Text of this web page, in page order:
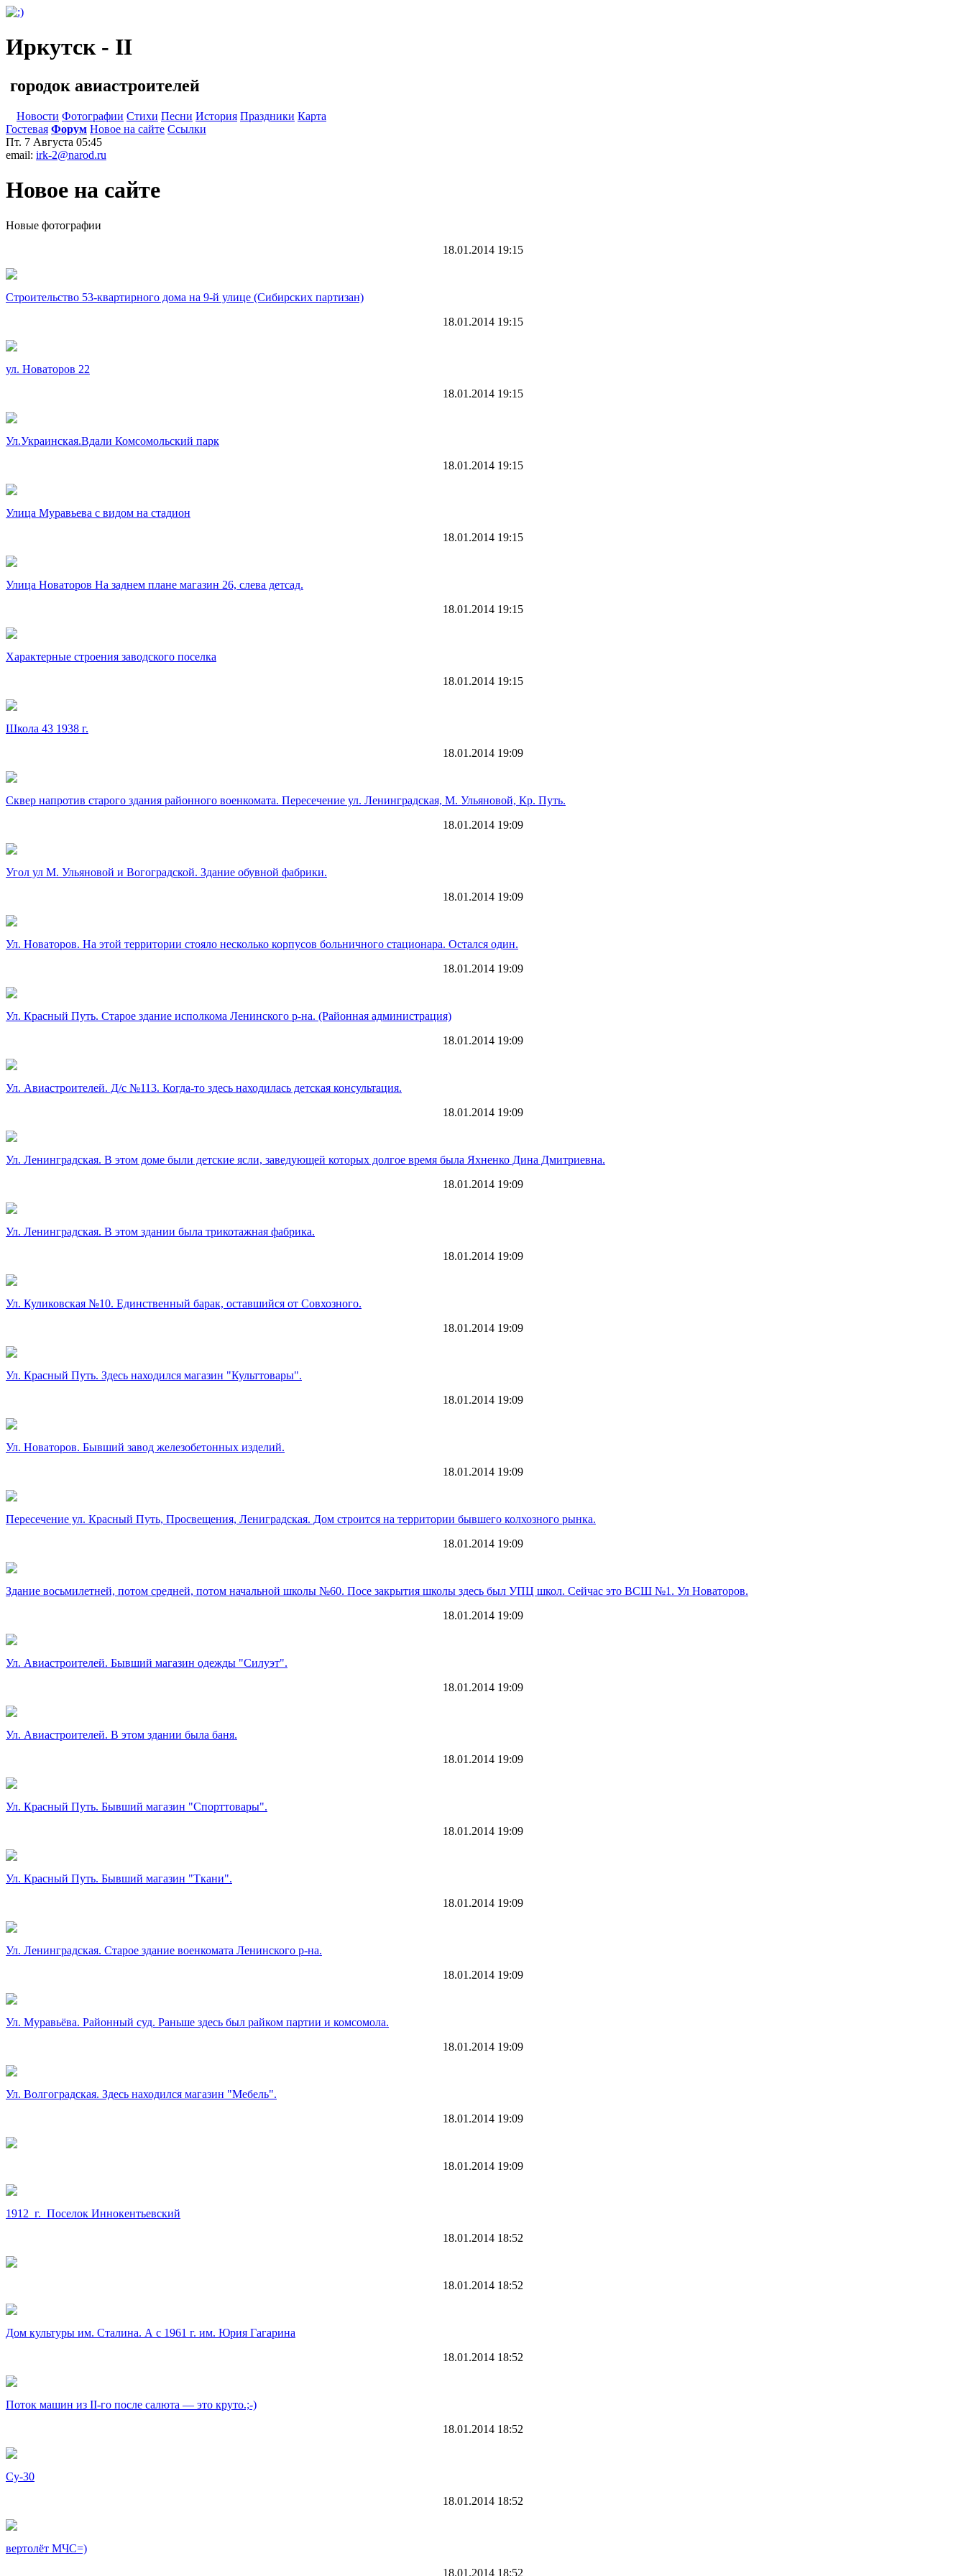
Иркутск - II
городок авиастроителей
Новости Фотографии Стихи Песни История Праздники Карта
Гостевая Форум Новое на сайте Ссылки
Пт. 7 Августа 05:45
email: irk-2@narod.ru
Новое на сайте
Новые фотографии
18.01.2014 19:15
Строительство 53-квартирного дома на 9-й улице (Сибирских партизан)
18.01.2014 19:15
ул. Новаторов 22
18.01.2014 19:15
Ул.Украинская.Вдали Комсомольский парк
18.01.2014 19:15
Улица Муравьева с видом на стадион
18.01.2014 19:15
Улица Новаторов На заднем плане магазин 26, слева детсад.
18.01.2014 19:15
Характерные строения заводского поселка
18.01.2014 19:15
Школа 43 1938 г.
18.01.2014 19:09
Сквер напротив старого здания районного военкомата. Пересечение ул. Ленинградская, М. Ульяновой, Кр. Путь.
18.01.2014 19:09
Угол ул М. Ульяновой и Вогоградской. Здание обувной фабрики.
18.01.2014 19:09
Ул. Новаторов. На этой территории стояло несколько корпусов больничного стационара. Остался один.
18.01.2014 19:09
Ул. Красный Путь. Старое здание исполкома Ленинского р-на. (Районная администрация)
18.01.2014 19:09
Ул. Авиастроителей. Д/с №113. Когда-то здесь находилась детская консультация.
18.01.2014 19:09
Ул. Ленинградская. В этом доме были детские ясли, заведующей которых долгое время была Яхненко Дина Дмитриевна.
18.01.2014 19:09
Ул. Ленинградская. В этом здании была трикотажная фабрика.
18.01.2014 19:09
Ул. Куликовская №10. Единственный барак, оставшийся от Совхозного.
18.01.2014 19:09
Ул. Красный Путь. Здесь находился магазин "Культтовары".
18.01.2014 19:09
Ул. Новаторов. Бывший завод железобетонных изделий.
18.01.2014 19:09
Пересечение ул. Красный Путь, Просвещения, Лениградская. Дом строится на территории бывшего колхозного рынка.
18.01.2014 19:09
Здание восьмилетней, потом средней, потом начальной школы №60. Посе закрытия школы здесь был УПЦ школ. Сейчас это ВСШ №1. Ул Новаторов.
18.01.2014 19:09
Ул. Авиастроителей. Бывший магазин одежды "Силуэт".
18.01.2014 19:09
Ул. Авиастроителей. В этом здании была баня.
18.01.2014 19:09
Ул. Красный Путь. Бывший магазин "Спорттовары".
18.01.2014 19:09
Ул. Красный Путь. Бывший магазин "Ткани".
18.01.2014 19:09
Ул. Ленинградская. Старое здание военкомата Ленинского р-на.
18.01.2014 19:09
Ул. Муравьёва. Районный суд. Раньше здесь был райком партии и комсомола.
18.01.2014 19:09
Ул. Волгоградская. Здесь находился магазин "Мебель".
18.01.2014 19:09
18.01.2014 19:09
1912 г. Поселок Иннокентьевский
18.01.2014 18:52
18.01.2014 18:52
Дом культуры им. Сталина. А с 1961 г. им. Юрия Гагарина
18.01.2014 18:52
Поток машин из II-го после салюта — это круто.;-)
18.01.2014 18:52
Су-30
18.01.2014 18:52
вертолёт МЧС=)
18.01.2014 18:52